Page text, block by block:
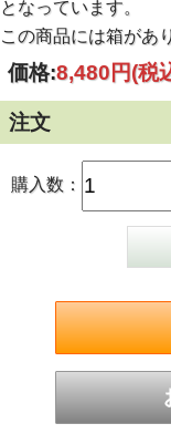
となっています。
この商品には箱があ
価格:8,480円(税
注文
購入数：